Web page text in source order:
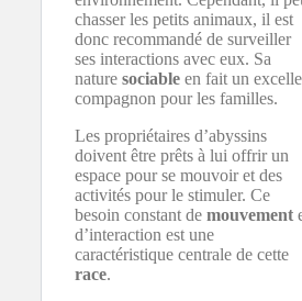
chasser les petits animaux, il est
donc recommandé de surveiller
ses interactions avec eux. Sa
nature sociable en fait un
compagnon pour les familles.
Les propriétaires d’abyssins
doivent être prêts à lui offrir un
espace pour se mouvoir et des
activités pour le stimuler. Ce
besoin constant de mouvement
d’interaction est une
caractéristique centrale de cette
race.